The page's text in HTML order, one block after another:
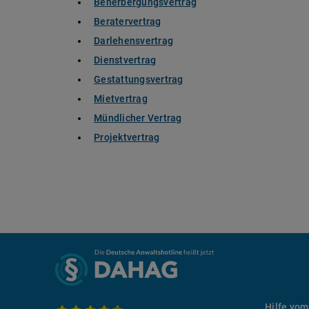
Beratervertrag
Darlehensvertrag
Dienstvertrag
Gestattungsvertrag
Mietvertrag
Mündlicher Vertrag
Projektvertrag